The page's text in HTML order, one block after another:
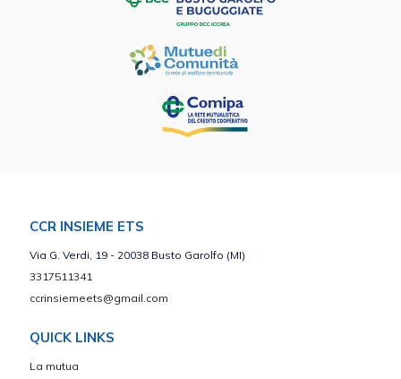
CCR INSIEME ETS
Via G. Verdi, 19 - 20038 Busto Garolfo (MI)
3317511341
ccrinsiemeets@gmail.com
QUICK LINKS
La mutua